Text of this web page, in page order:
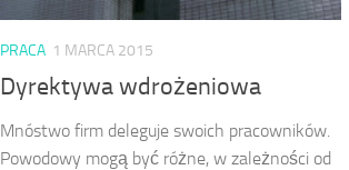
PRACA 1 MARCA 2015
Dyrektywa wdrożeniowa
Mnóstwo firm deleguje swoich pracowników.
Powodowy mogą być różne, w zależności od